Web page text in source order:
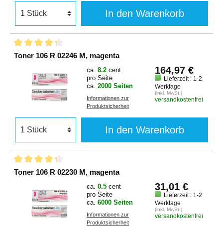
In den Warenkorb
Toner 106 R 02246 M, magenta
ca. 8.2 cent
pro Seite
ca. 2000 Seiten
Informationen zur
Produktsicherheit
164,97 €
Lieferzeit : 1-2
Werktage
(inkl. MwSt.)
versandkostenfrei
In den Warenkorb
Toner 106 R 02230 M, magenta
ca. 0.5 cent
pro Seite
ca. 6000 Seiten
Informationen zur
Produktsicherheit
31,01 €
Lieferzeit : 1-2
Werktage
(inkl. MwSt.)
versandkostenfrei